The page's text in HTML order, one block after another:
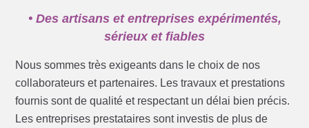
• Des artisans et entreprises expérimentés,
sérieux et fiables
Nous sommes très exigeants dans le choix de nos
collaborateurs et partenaires. Les travaux et prestations
fournis sont de qualité et respectant un délai bien précis.
Les entreprises prestataires sont investis de plus de